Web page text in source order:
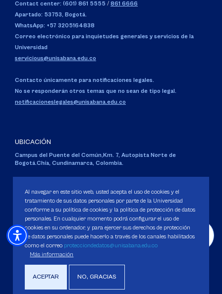
Contact center: (601) 861 5555 / 861 6666
Apartado: 53753, Bogotá.
WhatsApp: +57 3205164838
Correo electrónico para inquietudes generales y servicios de la
Universidad
servicious@unisabana.edu.co
Contacto únicamente para notificaciones legales.
No se responderán otros temas que no sean de tipo legal.
notificacioneslegales@unisabana.edu.co
UBICACIÓN
Campus del Puente del Común,Km. 7, Autopista Norte de
Bogotá.Chía, Cundinamarca, Colombia.
Personería Jurídica:Resolución 130 del 14 de enero de 1980.
Ministerio de Educación Nacional.
Política de Protección de datos
Derechos Pecuniarios
Al navegar en este sitio web, usted acepta el uso de cookies y el
tratamiento de sus datos personales por parte de la Universidad
conforme a su política de cookies y la política de protección de datos
personales. En cualquier momento podrá configurar el uso de
cookies en su ordenador, y para ejercer sus derechos de protección
de datos personales puede hacerlo a través de los canales habilitados
como el correo protecciondedatos@unisabana.edu.co
Más información
ACEPTAR NO, GRACIAS